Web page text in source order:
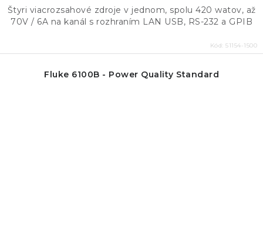
Štyri viacrozsahové zdroje v jednom, spolu 420 watov, až
70V / 6A na kanál s rozhraním LAN USB, RS-232 a GPIB
Kód: 51154-1500
Fluke 6100B - Power Quality Standard